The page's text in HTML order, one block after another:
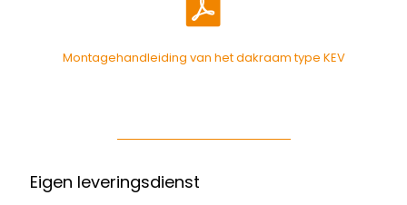
Montagehandleiding van het dakraam type KEV
Eigen leveringsdienst